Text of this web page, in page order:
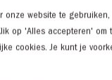
onze website te gebruiken,
op 'Alles accepteren' om
cookies. Je kunt je